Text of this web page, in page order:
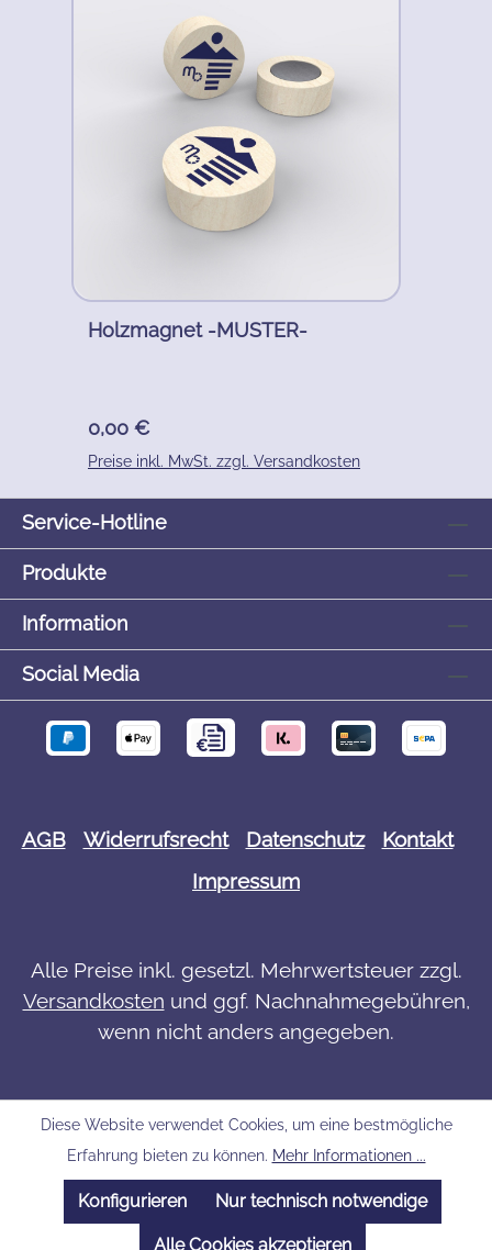
Holzmagnet -MUSTER-
Regulärer Preis:
0,00 €
Preise inkl. MwSt. zzgl. Versandkosten
Service-Hotline
Produkte
Information
Social Media
AGB Widerrufsrecht Datenschutz
Kontakt
Impressum
Alle Preise inkl. gesetzl. Mehrwertsteuer zzgl.
Versandkosten und ggf. Nachnahmegebühren,
wenn nicht anders angegeben.
Diese Website verwendet Cookies, um eine bestmögliche
Erfahrung bieten zu können. Mehr Informationen ...
Nur technisch notwendige
Konfigurieren
Alle Cookies akzeptieren